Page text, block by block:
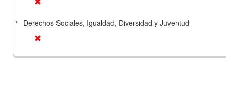
Derechos Sociales, Igualdad, Diversidad y Juventud